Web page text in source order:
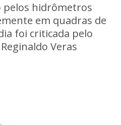
pelos hidrômetros
em quadras de
foi criticada pelo
Veras